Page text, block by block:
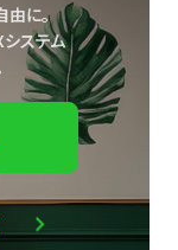
由に。
ステム